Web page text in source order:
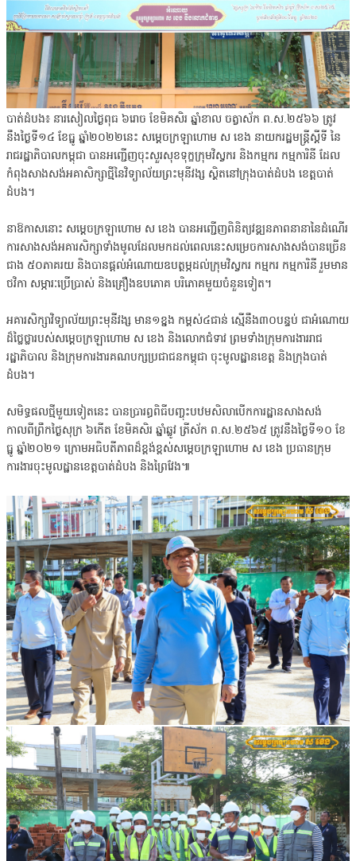
បាត់ដំបង៖ នារសៀលថ្ងៃពុធ ៦រោច ខែមិគសិរ ឆ្នាំខាល ចត្វាស័ក ព.ស.២៥៦៦ ត្រូវ
នឹងថ្ងៃទី១៤ ខែធ្នូ ឆ្នាំ២០២២នេះ សម្ដេចក្រឡាហោម ស ខេង នាយករដ្ឋមន្រ្តីស្ដីទី នៃ
រាជរដ្ឋាភិបាលកម្ពុជា បានអញ្ជើញចុះសួរសុខទុក្ខក្រុមវិស្វករ និងកម្មករ កម្មការិនី ដែល
កំពុងសាងសង់អគាសិក្សាថ្មីនៃវិទ្យាល័យព្រះមុនីវង្ស ស្ថិតនៅក្រុងបាត់ដំបង ខេត្តបាត់
ដំបង។
នាឱកាសនោះ សម្ដេចក្រឡាហោម ស ខេង បានអញ្ជើញពិនិត្យវឌ្ឍនភាពនានានៃដំណើរ
ការសាងសង់អគារសិក្សាទាំងមូលដែលមកដល់ពេលនេះសម្រេចការសាងសង់បានច្រើន
ជាង ៥០ភាគរយ និងបានផ្ដល់អំណោយឧបត្ថម្ភដល់ក្រុមវិស្វករ កម្មករ កម្មការិនី រួមមាន
ថវិកា សម្ភារៈប្រើប្រាស់ និងគ្រឿងឧបភោគ បរិភោគមួយចំនួនទៀត។
អគារសិក្សាវិទ្យាល័យព្រះមុនីវង្ស មាន១ខ្នង កម្ពស់៤ជាន់ ស្មើនឹង​៣០​បន្ទប់ ជាអំណោយ
ដ៏ថ្លៃថ្លារបស់សម្ដេចក្រឡាហោម ស ខេង និងលោកជំទាវ ព្រមទាំងក្រុមការងាររាជ
រដ្ឋាភិបាល និងក្រុមការងារគណបក្សប្រជាជនកម្ពុជា ចុះមូលដ្ឋានខេត្ត និងក្រុងបាត់
ដំបង។
សមិទ្ធផលថ្មីមួយទៀតនេះ បានប្រារព្ធពិធីបញ្ចុះបឋមសិលាបើកការដ្ឋានសាងសង់
កាលពីព្រឹកថ្ងៃសុក្រ ៦កើត ខែមិគសិរ ឆ្នាំឆ្លូវ ត្រីស័ក ព.ស.២៥៦៥ ត្រូវនឹងថ្ងៃទី១០ ខែ
ធ្នូ ឆ្នាំ២០២១ ក្រោមអធិបតីភាពដ៏ខ្ពង់ខ្ពស់សម្ដេចក្រឡាហោម ស ខេង ប្រធានក្រុម
ការងារចុះមូលដ្ឋានខេត្តបាត់ដំបង និងព្រៃវែង៕